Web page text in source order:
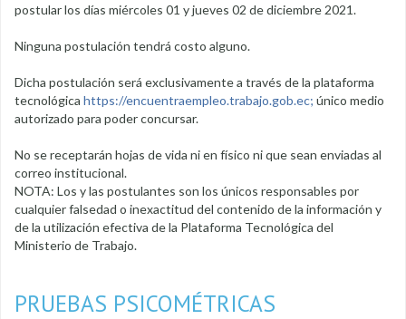
postular los días miércoles 01 y jueves 02 de diciembre 2021.
Ninguna postulación tendrá costo alguno.
Dicha postulación será exclusivamente a través de la plataforma
tecnológica https://encuentraempleo.trabajo.gob.ec; único medio
autorizado para poder concursar.
No se receptarán hojas de vida ni en físico ni que sean enviadas al
correo institucional.
NOTA: Los y las postulantes son los únicos responsables por
cualquier falsedad o inexactitud del contenido de la información y
de la utilización efectiva de la Plataforma Tecnológica del
Ministerio de Trabajo.
PRUEBAS PSICOMÉTRICAS